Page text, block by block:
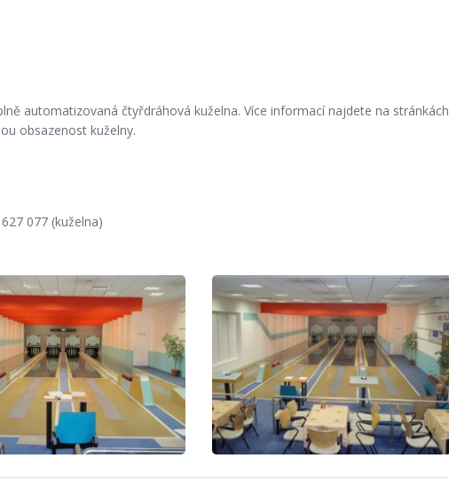
automatizovaná čtyřdráhová kuželna. Více informací najdete na stránkách
obsazenost kuželny.
077 (kuželna)